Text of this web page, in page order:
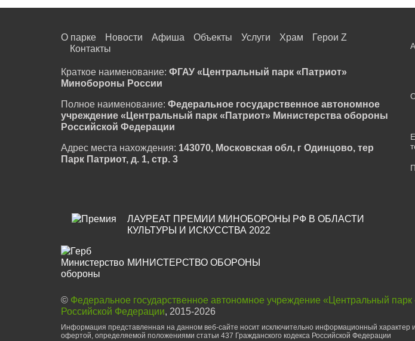
О парке Новости Афиша Объекты Услуги Храм
Герои Z
Контакты
Краткое наименование: ФГАУ «Центральный парк «Патриот»
Минобороны России
Полное наименование: Федеральное государственное автономное
учреждение «Центральный парк «Патриот» Министерства обороны
Российской Федерации
Адрес места нахождения: 143070, Московская обл, г Одинцово, тер
Парк Патриот, д. 1, стр. 3
ЛАУРЕАТ ПРЕМИИ МИНОБОРОНЫ РФ В ОБЛАСТИ
КУЛЬТУРЫ И ИСКУССТВА 2022
МИНИСТЕРСТВО ОБОРОНЫ
© Федеральное государственное автономное учреждение «Центральный
Российской Федерации, 2015-2026
Информация представленная на данном веб-сайте носит исключительно информационный характер
офертой, определяемой положениями статьи 437 Гражданского кодекса Российской Федерации